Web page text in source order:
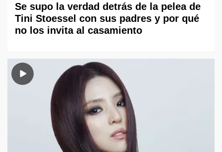
Se supo la verdad detrás de la pelea de
Tini Stoessel con sus padres y por qué
no los invita al casamiento